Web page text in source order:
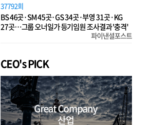
37792회
BS 46곳·SM 45곳·GS 34곳·부영 31곳·KG
27곳…그룹 오너일가 등기임원 조사결과 '충격'
파이낸셜포스트
CEO's PICK